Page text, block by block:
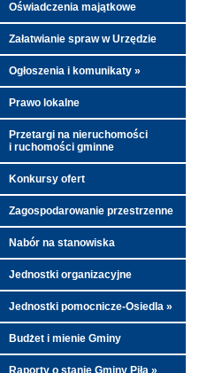
Oświadczenia majątkowe
Załatwianie spraw w Urzędzie
Ogłoszenia i komunikaty »
Prawo lokalne
Przetargi na nieruchomości
i ruchomości gminne
Konkursy ofert
Zagospodarowanie przestrzenne
Nabór na stanowiska
Jednostki organizacyjne
Jednostki pomocnicze-Osiedla »
Budżet i mienie Gminy
Raporty o stanie Gminy Piła »